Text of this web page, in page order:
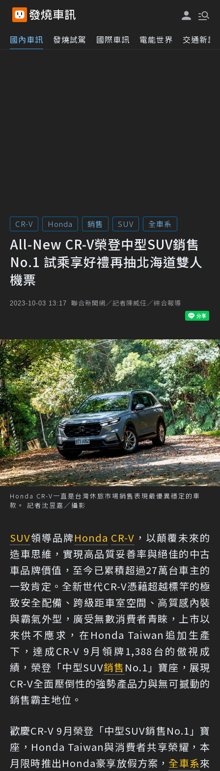
國內車訊 發燒試駕 國際車訊 電能世界 交通新訊
CR-V Honda 銷售 SUV 全車系
All-New CR-V榮登中型SUV銷售
No.1 試乘享好禮再抽北海道雙人
機票
2023-10-03 13:17 聯合新聞網／記者陳威任／綜合報導
Honda CR-V一直是台灣休旅市場銷售表現最優異穩定的車
款。 記者沈昱嘉／攝影
SUV領導品牌Honda CR-V ，以顛覆未來的
造車思維，實現高品質妥善率與絕佳的中古
車品牌價值，至今已累積超過27萬台車主的
一致肯定。全新世代CR-V憑藉超越標竿的極
致安全配備、跨級距車室空間、高質感內裝
與霸氣外型，廣受無數消費者青睞，上市以
來供不應求，在Honda Taiwan追加生產
下，達成CR-V 9月領牌1,388台的傲視成
績，榮登「中型SUV銷售 No.1」寶座，展現
CR-V全面壓倒性的強勢產品力與無可撼動的
銷售霸主地位。
歡慶CR-V 9月榮登「中型SUV銷售No.1」寶
座，Honda Taiwan與消費者共享榮耀，本
月限時推出Honda豪享放假方案， 全車系來